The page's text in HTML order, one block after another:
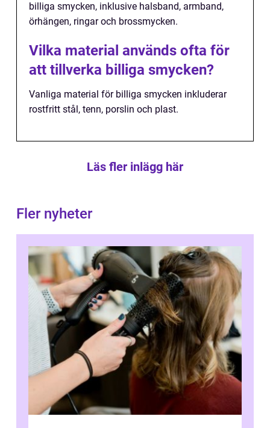
billiga smycken, inklusive halsband, armband,
örhängen, ringar och brossmycken.
Vilka material används ofta för
att tillverka billiga smycken?
Vanliga material för billiga smycken inkluderar
rostfritt stål, tenn, porslin och plast.
Läs fler inlägg här
Fler nyheter